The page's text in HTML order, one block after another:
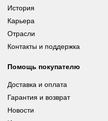
История
Карьера
Отрасли
Контакты и поддержка
Помощь покупателю
Доставка и оплата
Гарантия и возврат
Новости